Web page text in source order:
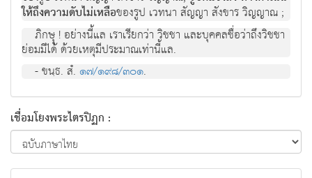
ให้ถึงความดับไม่เหลือของรูป เวทนา สัญญา สังขาร วิญญาณ ;
ภิกษุุ ! อย่างนี้แล เราเรียกว่า วิชชา และบุคคลชื่อว่าถึงวิชชา
ย่อมมีได้ ด้วยเหตุมีประมาณเท่านี้แล.
- ขนฺธ. สํ.๑๗/๑๙๘/๓๐๑.
เชื่อมโยงพระไตรปิฏก :